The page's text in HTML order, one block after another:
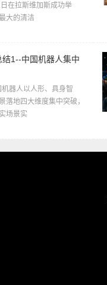
在拉斯维加斯成功举
大的清洁
1--中国机器人集中
器人以人形、具身智
落地四大维度集中突破，
场景实